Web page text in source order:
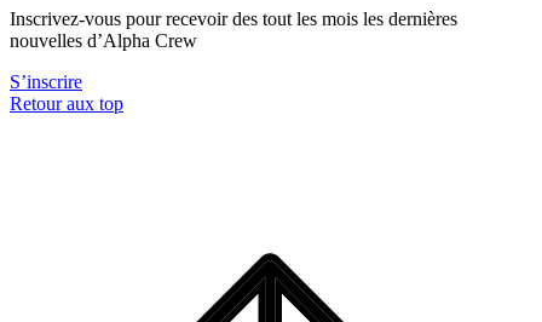
Inscrivez-vous pour recevoir des tout les mois les dernières
nouvelles d’Alpha Crew
S’inscrire
Retour aux top